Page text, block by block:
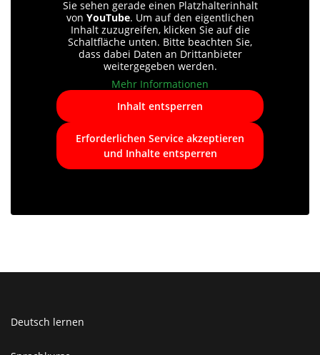
Sie sehen gerade einen Platzhalterinhalt
von YouTube. Um auf den eigentlichen
Inhalt zuzugreifen, klicken Sie auf die
Schaltfläche unten. Bitte beachten Sie,
dass dabei Daten an Drittanbieter
weitergegeben werden.
Mehr Informationen
Inhalt entsperren
Erforderlichen Service akzeptieren
und Inhalte entsperren
Deutsch lernen